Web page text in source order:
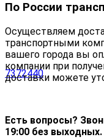
По России
Осуществляем
транспортными
вашего города вы
компании при
доставки можете
Есть вопросы?
19:00 без выходных.